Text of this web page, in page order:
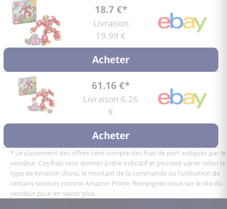
18.7 €*
Livraison
19.99 €
Acheter
61.16 €*
Livraison 6.26
€
Acheter
* Le classement des offres tient compte des frais de port indiqués par le
vendeur. Ces frais sont donnés à titre indicatif et peuvent varier selon le
type de livraison choisi, le montant de la commande ou l'utilisation de
certains services comme Amazon Prime. Renseignez-vous sur le site du
vendeur pour en savoir plus.